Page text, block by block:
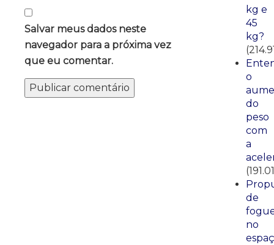
Salvar meus dados neste
navegador para a próxima vez
que eu comentar.
kg e
45
kg?
o
do
peso
com
a
de
no